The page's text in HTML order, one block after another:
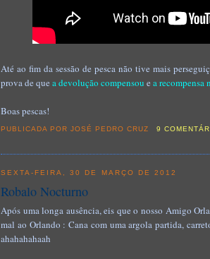
Até ao fim da sessão de pesca não tive mais
prova de que a devolução compensou e a recompensa
Boas pescas!
PUBLICADA PORJOSÉ PEDRO CRUZ 9
SEXTA-FEIRA, 30 DE MARÇO DE 2012
Robalo Nocturno
Após uma longa ausência, eis que o nosso Amigo
mal ao Orlando : Cana com uma argola partida,
ahahahahaah